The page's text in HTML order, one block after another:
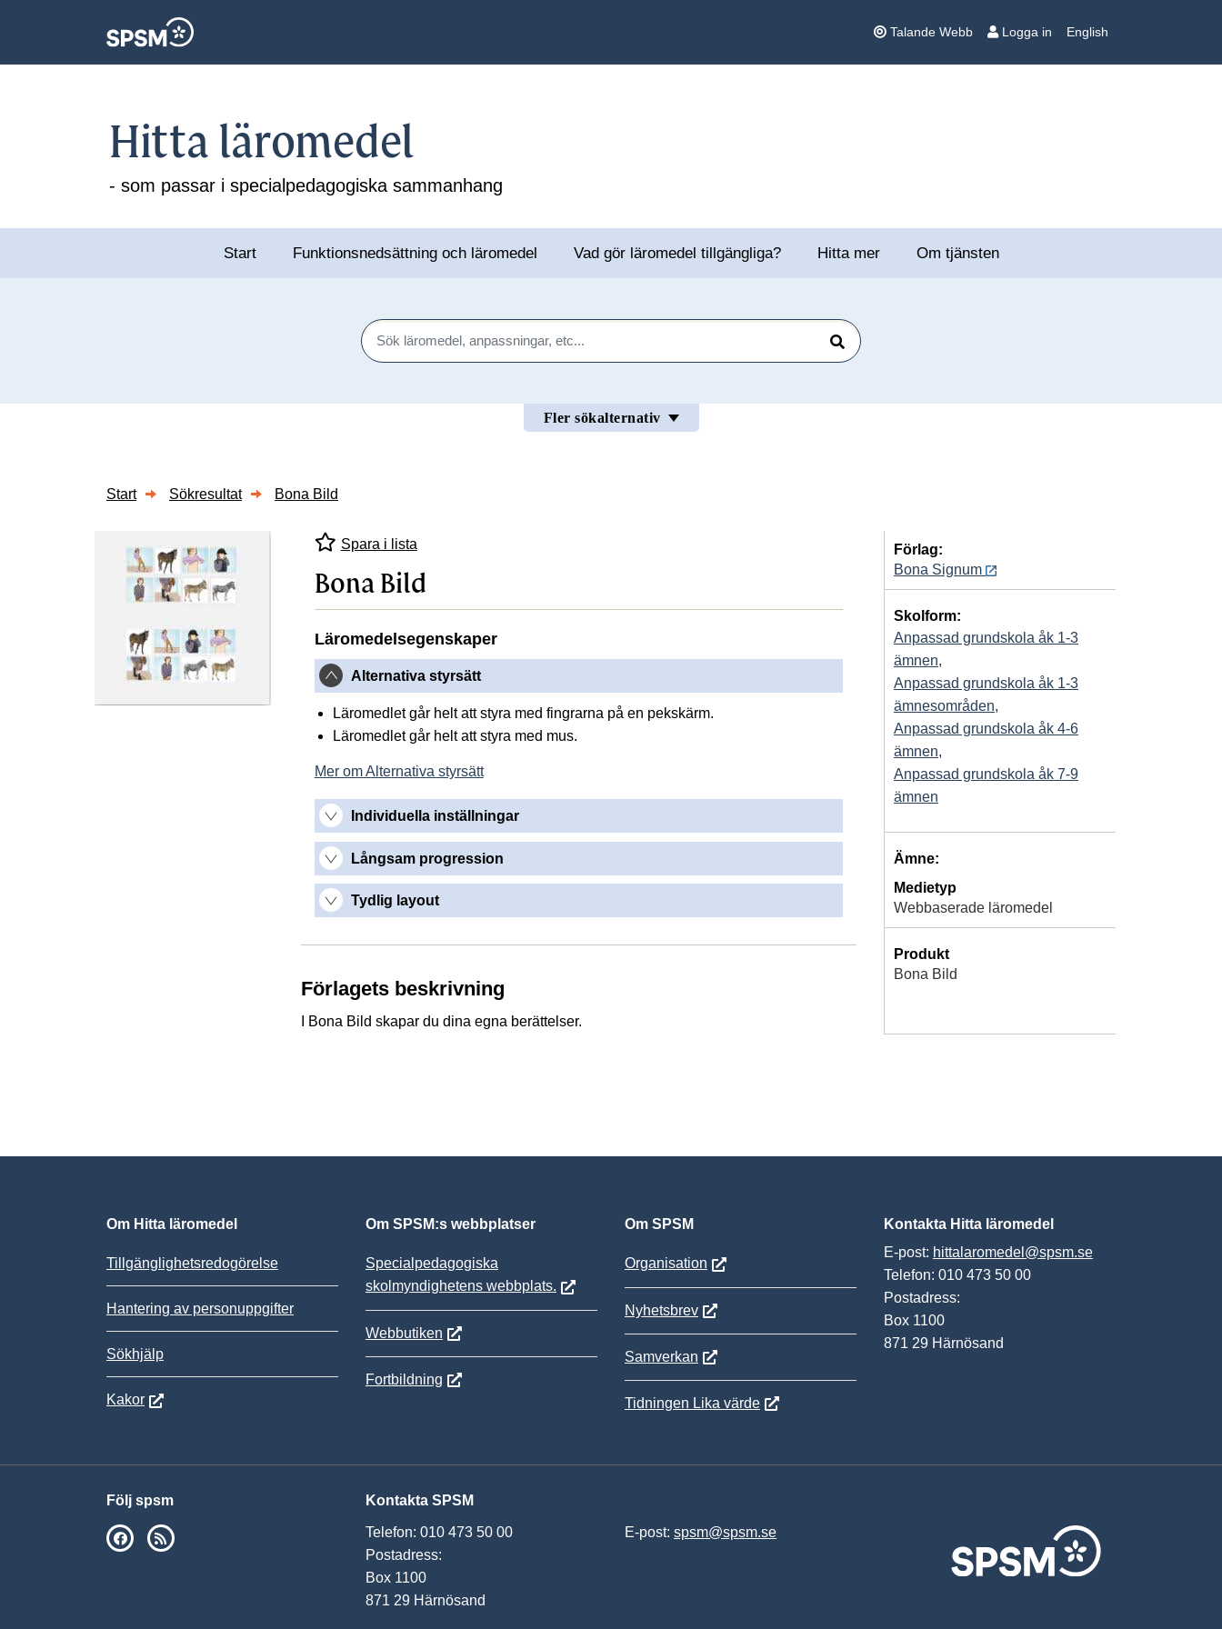
Talande Webb Logga in English
Hitta läromedel
- som passar i specialpedagogiska sammanhang
Start Funktionsnedsättning och läromedel Vad gör läromedel tillgängliga? Hitta mer Om tjänsten
Sök
Sök
Fler sökalternativ
Start Sökresultat Bona Bild
Spara i lista
Bona Bild
Läromedelsegenskaper
Alternativa styrsätt
Läromedlet går helt att styra med fingrarna på en pekskärm.
Läromedlet går helt att styra med mus.
Mer om Alternativa styrsätt
Individuella inställningar
Långsam progression
Tydlig layout
Förlagets beskrivning
I Bona Bild skapar du dina egna berättelser.
Förlag:
Bona Signum
Skolform:
Anpassad grundskola åk 1-3
ämnen,
Anpassad grundskola åk 1-3
ämnesområden,
Anpassad grundskola åk 4-6
ämnen,
Anpassad grundskola åk 7-9
ämnen
Ämne:
Medietyp
Webbaserade läromedel
Produkt
Bona Bild
Om Hitta läromedel
Tillgänglighetsredogörelse
Hantering av personuppgifter
Sökhjälp
Kakor
Om SPSM:s webbplatser
Specialpedagogiska
skolmyndighetens webbplats.
Webbutiken
Fortbildning
Om SPSM
Organisation
Nyhetsbrev
Samverkan
Tidningen Lika värde
Kontakta Hitta läromedel
E-post: hittalaromedel@spsm.se
Telefon: 010 473 50 00
Postadress:
Box 1100
871 29 Härnösand
Följ spsm
SPSM på Facebook
Kontakta SPSM
Telefon: 010 473 50 00
Postadress:
Box 1100
871 29 Härnösand
E-post: spsm@spsm.se